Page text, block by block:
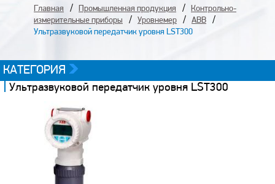
Главная Промышленная продукция
Контрольно-
измерительные приборы
Уровнемер
ABB
Ультразвуковой передатчик уровня LST300
КАТЕГОРИЯ
Ультразвуковой передатчик уровня LST300